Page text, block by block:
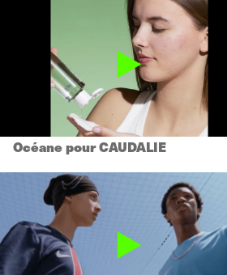
Océane pour CAUDALIE